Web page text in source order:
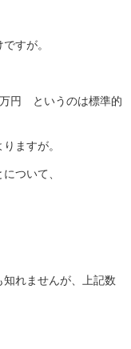
すが。
円 というのは標準的
ますが。
ついて、
れませんが、上記数